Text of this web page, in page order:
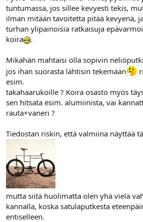
l
o
i
t
t
j
a
ä
ä
r
ä
tuntumassa, jos sillee kevyesti tekis,
ilman mitään tavoitetta pitää kevyenä,
turhan ylipainoisia ratkaisuja
koira
.
Mikähän mahtaisi olla sopivin
jos ihan suorasta lähtisin tekemään
esim.
takahaarukoille ? Koira osasto myös
sen hitsata esim. alumiinista, vai
rauta+vaneri ?
Tiedostan riskin, että valmiina näyttää
mutta siitä huolimatta olen yhä vielä
kannalla, koska satulaputkesta
entiselleen.